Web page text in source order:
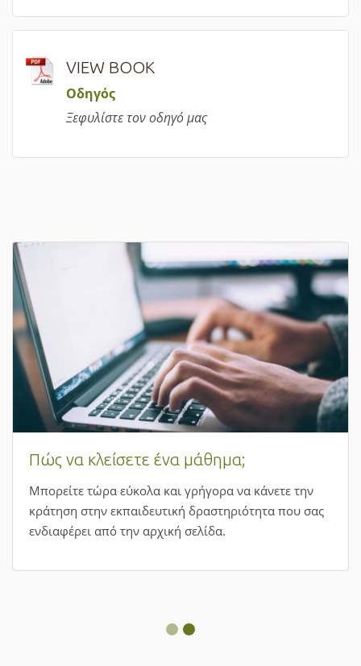
VIEW BOOK
Οδηγός
Ξεφυλίστε τον οδηγό μας
Πώς να κλείσετε ένα μάθημα;
Μπορείτε τώρα εύκολα και γρήγορα να κάνετε την
κράτηση στην εκπαιδευτική δραστηριότητα που σας
ενδιαφέρει από την αρχική σελίδα.